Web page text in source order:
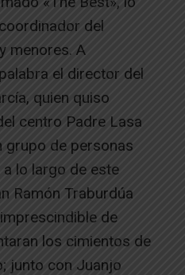
del
menores. A
el director del
quien quiso
centro Padre Lasa
grupo de personas
lo largo de este
Ramón Traburdúa
de
los cimientos de
junto con Juanjo